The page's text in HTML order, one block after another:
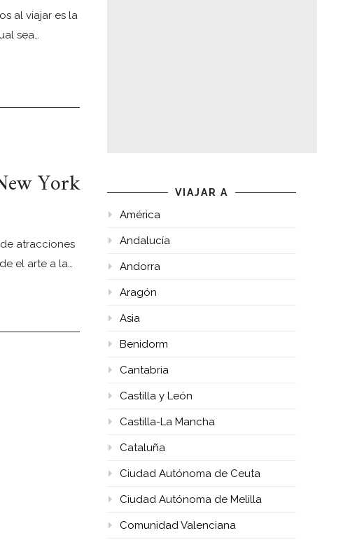
al viajar es la
sea…
York
atracciones
el arte a la…
VIAJAR A
América
Andalucía
Andorra
Aragón
Asia
Benidorm
Cantabria
Castilla y León
Castilla-La Mancha
Cataluña
Ciudad Autónoma de Ceuta
Ciudad Autónoma de Melilla
Comunidad Valenciana